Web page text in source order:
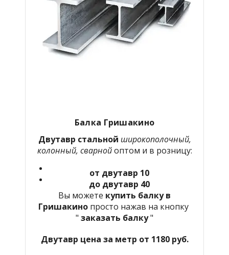
Балка Гришакино
Двутавр стальной широкополочный,
колонный, сварнойоптом и в розницу:
от двутавр 10
до двутавр 40
Вы можете купить балку в
Гришакино просто нажав на кнопку
" заказать балку"
Двутавр цена за метр от 1180 руб.